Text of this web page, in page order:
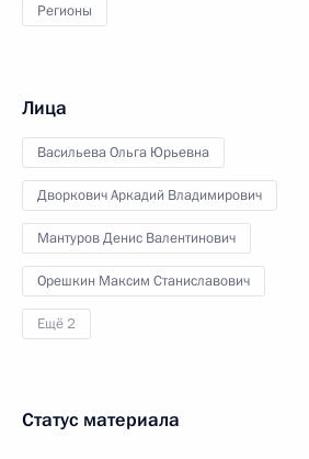
Регионы
Лица
Васильева Ольга Юрьевна
Дворкович Аркадий Владимирович
Мантуров Денис Валентинович
Орешкин Максим Станиславович
Ещё 2
Статус материала